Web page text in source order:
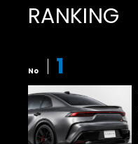
RANKING
No 1